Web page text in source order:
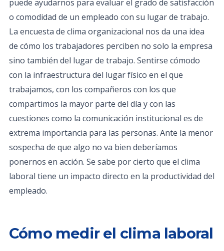
puede ayudarnos para evaluar el grado de satisfacción
o comodidad de un empleado con su lugar de trabajo.
La encuesta de clima organizacional nos da una idea
de cómo los trabajadores perciben no solo la empresa
sino también del lugar de trabajo. Sentirse cómodo
con la infraestructura del lugar físico en el que
trabajamos, con los compañeros con los que
compartimos la mayor parte del día y con las
cuestiones como la comunicación institucional es de
extrema importancia para las personas. Ante la menor
sospecha de que algo no va bien deberíamos
ponernos en acción. Se sabe por cierto que el clima
laboral tiene un impacto directo en la productividad del
empleado.
Cómo medir el clima laboral